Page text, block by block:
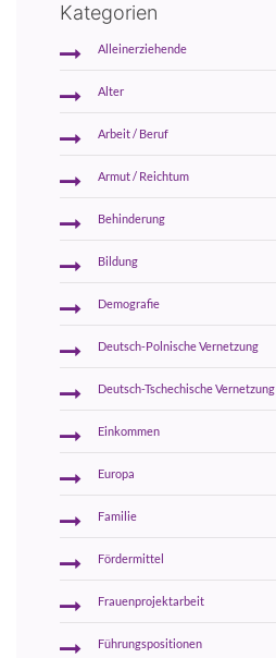
Kategorien
Alleinerziehende
Alter
Arbeit / Beruf
Armut / Reichtum
Behinderung
Bildung
Demografie
Deutsch-Polnische Vernetzung
Deutsch-Tschechische Vernetzung
Einkommen
Europa
Familie
Fördermittel
Frauenprojektarbeit
Führungspositionen